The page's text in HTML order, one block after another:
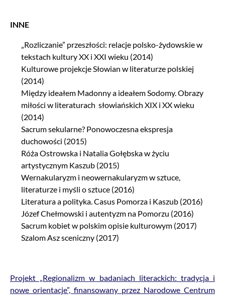
INNE
„Rozliczanie” przeszłości: relacje polsko-żydowskie w
tekstach kultury XX i XXI wieku (2014)
Kulturowe projekcje Słowian w literaturze polskiej
(2014)
Między ideałem Madonny a ideałem Sodomy. Obrazy
miłości w literaturach słowiańskich XIX i XX wieku
(2014)
Sacrum sekularne? Ponowoczesna ekspresja
duchowości (2015)
Róża Ostrowska i Natalia Gołębska w życiu
artystycznym Kaszub (2015)
Wernakularyzm i neowernakularyzm w sztuce,
literaturze i myśli o sztuce (2016)
Literatura a polityka. Casus Pomorza i Kaszub (2016)
Józef Chełmowski i autentyzm na Pomorzu (2016)
Sacrum kobiet w polskim opisie kulturowym (2017)
Szalom Asz sceniczny (2017)
Projekt „Regionalizm w badaniach literackich: tradycja i
nowe orientacje”, finansowany przez Narodowe Centrum